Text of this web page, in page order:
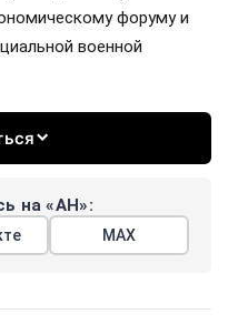
форуму и
военной
на «АН»:
МАХ